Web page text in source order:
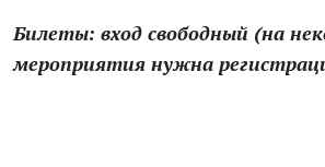
Билеты: вход свободный (на
мероприятия нужна